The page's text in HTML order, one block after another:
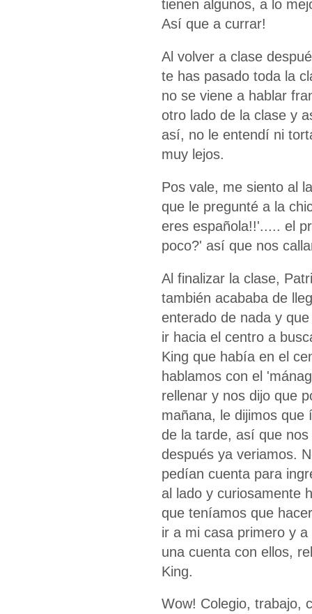
tienen algunos, a lo
Así que a currar!
Al volver a clase
te has pasado toda la
no se viene a hablar
otro lado de la clase y
así, no le entendí ni
muy lejos.
Pos vale, me siento al
que le pregunté a la
eres española!!'..... el
poco?' así que nos
Al finalizar la clase,
también acababa de
enterado de nada y
ir hacia el centro a
King que había en el
hablamos con el
rellenar y nos dijo que
mañana, le dijimos
de la tarde, así que
después ya veriamos.
pedían cuenta para
al lado y curiosamente
que teníamos que
ir a mi casa primero y
una cuenta con ellos,
King.
Wow! Colegio, trabajo,